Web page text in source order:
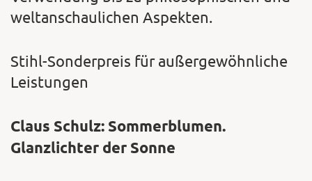
weltanschaulichen Aspekten.
Stihl-Sonderpreis für außergewöhnliche
Leistungen
Claus Schulz: Sommerblumen.
Glanzlichter der Sonne